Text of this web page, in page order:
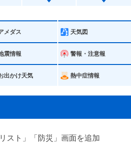
福山市
大竹市
府中町
メダス 天気図
震情報 警報・注意報
出かけ天気 熱中症情報
スト」「防災」画面を追加